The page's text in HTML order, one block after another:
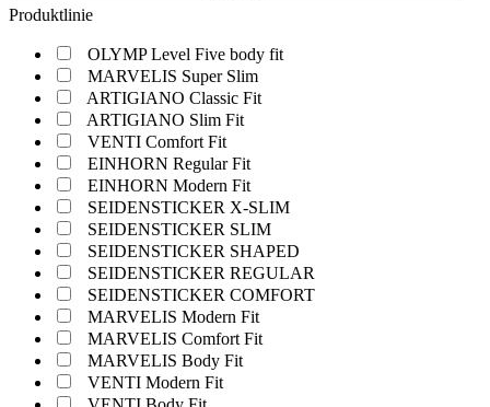
Produktlinie
OLYMP Level Five body fit
MARVELIS Super Slim
ARTIGIANO Classic Fit
ARTIGIANO Slim Fit
VENTI Comfort Fit
EINHORN Regular Fit
EINHORN Modern Fit
SEIDENSTICKER X-SLIM
SEIDENSTICKER SLIM
SEIDENSTICKER SHAPED
SEIDENSTICKER REGULAR
SEIDENSTICKER COMFORT
MARVELIS Modern Fit
MARVELIS Comfort Fit
MARVELIS Body Fit
VENTI Modern Fit